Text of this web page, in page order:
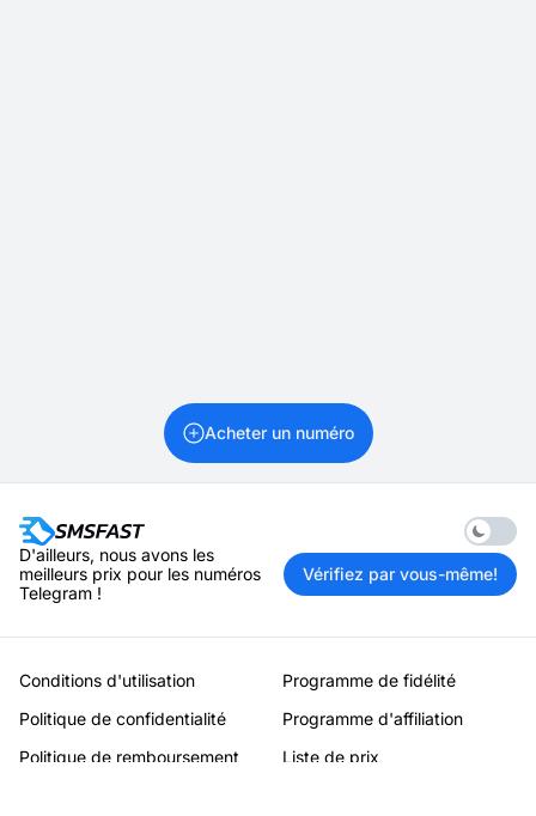
Acheter un numéro
Enable
D'ailleurs, nous avons les
meilleurs prix pour les numéros
Telegram !
Vérifiez par vous-même!
Conditions d'utilisation
Programme de fidélité
Politique de confidentialité
Programme d'affiliation
Politique de remboursement
Liste de prix